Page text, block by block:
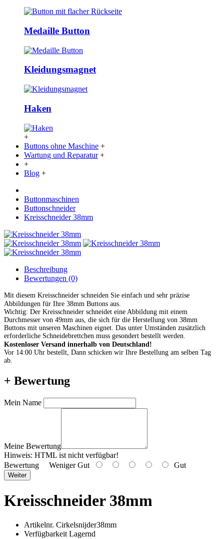
Medaille Button
Kleidungsmagnet
Haken
+
Buttons ohne Maschine +
Wartung und Reparatur +
+
Blog +
Buttonmaschinen
Buttonschneider
Kreisschneider 38mm
Beschreibung
Bewertungen (0)
Mit diesem Kreisschneider schneiden Sie einfach und sehr präzise
Abbildungen für Ihre 38mm Buttons aus.
Wichtig: Der Kreisschneider schneidet eine Abbildung mit einem
Durchmesser von 49mm aus, die sich für die Herstellung von 38mm
Buttons mit unseren Maschinen eignet. Das unter Umständen zusätzlich
erforderliche Schneidebrettchen muss gesondert bestellt werden.
Kostenloser Versand innerhalb von Deutschland!
Vor 14:00 Uhr bestellt, Dann schicken wir Ihre Bestellung am selben Tag
ab.
+ Bewertung
Mein Name
Meine Bewertung
Hinweis: HTML ist nicht verfügbar!
Bewertung Weniger Gut Gut
Weiter
Kreisschneider 38mm
Artikelnr. Cirkelsnijder38mm
Verfügbarkeit Lagernd